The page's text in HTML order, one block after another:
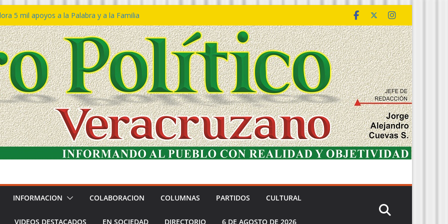
5 mil apoyos a la Palabra y a la Familia
Declaraciones de Procedencia en contra
𝙂𝙤𝙗𝙞𝙚𝙧𝙣𝙤 𝙙𝙚𝙡 𝙀𝙨𝙩𝙖𝙙𝙤 𝙖 𝙙𝙞𝙨𝙛𝙧𝙪𝙩𝙖𝙧
𝙙𝙚𝙡 𝙈𝙖𝙧 𝙚𝙣 𝘾𝙤𝙖𝙩𝙯𝙖𝙘𝙤𝙖𝙡𝙘𝙤𝙨
de policías con vocación de servicio y
SSP
rechaza acusaciones y asegura que
solicitud de desafuero
INFORMACION COLABORACION COLUMNAS PARTIDOS CULTURAL
VIDEOS DESTACADOS EN SOCIEDAD DIRECTORIO 6 DE AGOSTO DE 2026